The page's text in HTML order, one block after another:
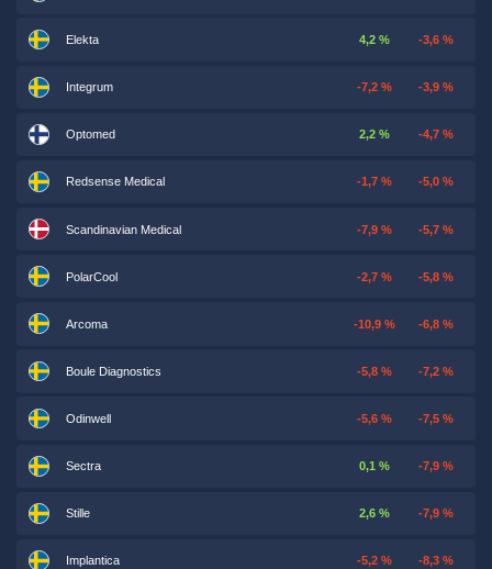
Elekta 4,2 % -3,6 %
Integrum -7,2 % -3,9 %
Optomed 2,2 % -4,7 %
Redsense Medical -1,7 % -5,0 %
Scandinavian Medical -7,9 % -5,7 %
PolarCool -2,7 % -5,8 %
Arcoma -10,9 % -6,8 %
Boule Diagnostics -5,8 % -7,2 %
Odinwell -5,6 % -7,5 %
Sectra 0,1 % -7,9 %
Stille 2,6 % -7,9 %
Implantica -5,2 % -8,3 %